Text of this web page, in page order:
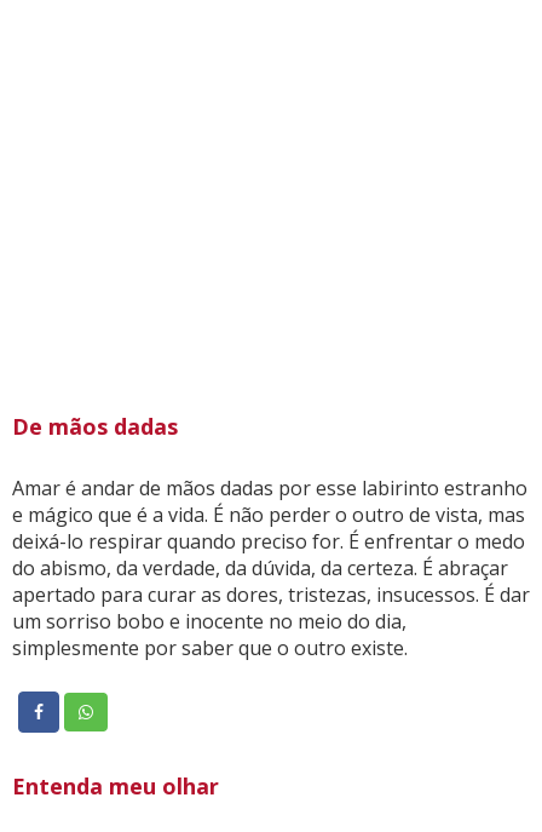
De mãos dadas
Amar é andar de mãos dadas por esse labirinto estranho
e mágico que é a vida. É não perder o outro de vista, mas
deixá-lo respirar quando preciso for. É enfrentar o medo
do abismo, da verdade, da dúvida, da certeza. É abraçar
apertado para curar as dores, tristezas, insucessos. É dar
um sorriso bobo e inocente no meio do dia,
simplesmente por saber que o outro existe.
Entenda meu olhar